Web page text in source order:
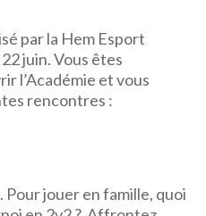
par la Hem Esport
juin. Vous êtes
l’Académie et vous
rencontres :
jouer en famille, quoi